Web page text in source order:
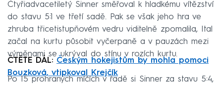
Čtyřiadvacetiletý Sinner směřoval k hladkému vítězství
do stavu 5:1 ve třetí sadě. Pak se však jeho hra ve
zhruba třicetistupňovém vedru viditelně zpomalila, Ital
začal na kurtu působit vyčerpaně a v pauzách mezi
výměnami se ukrýval do stínu v rozích kurtu.
ČTĚTE DÁL: Českým hokejistům by mohla pomoci
Bouzková, vtipkoval Krejčík
Po 15 prohraných míčích v řadě si Sinner za stavu 5:4,